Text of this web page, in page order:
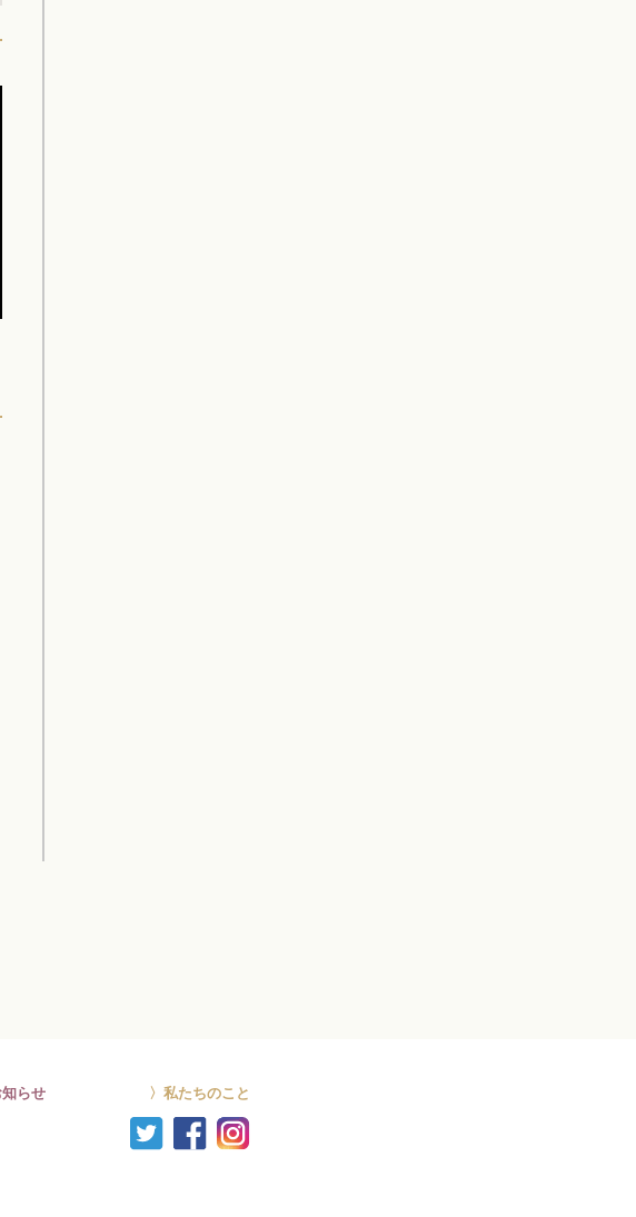
知らせ 〉私たちのこと